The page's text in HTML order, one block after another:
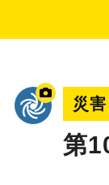
災害
第